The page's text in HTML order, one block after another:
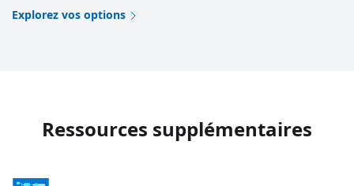
Explorez vos options
Ressources supplémentaires